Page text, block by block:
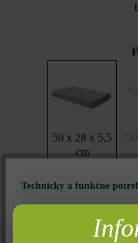
50 x 28 x 5,5
cm
Technicky a funkčne